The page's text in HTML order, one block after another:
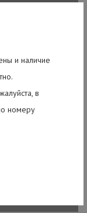
и наличие
в
номеру